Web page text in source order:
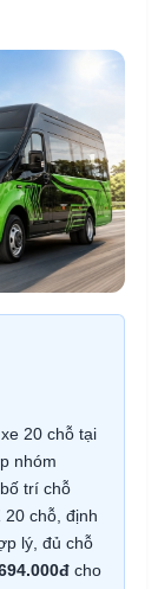
20 chỗ tại
nhóm
trí chỗ
20 chỗ, định
lý, đủ chỗ
cho